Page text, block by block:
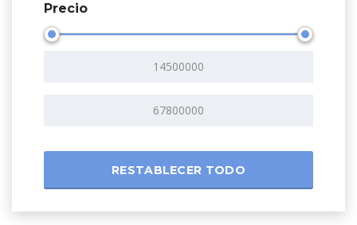
Precio
RESTABLECER TODO